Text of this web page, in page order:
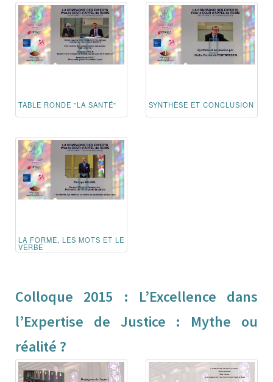
TABLE RONDE "LA SANTÉ" SYNTHÈSE ET CONCLUSION
LA FORME, LES MOTS ET LE
VERBE
Colloque 2015 : L’Excellence dans
l’Expertise de Justice : Mythe ou
réalité ?